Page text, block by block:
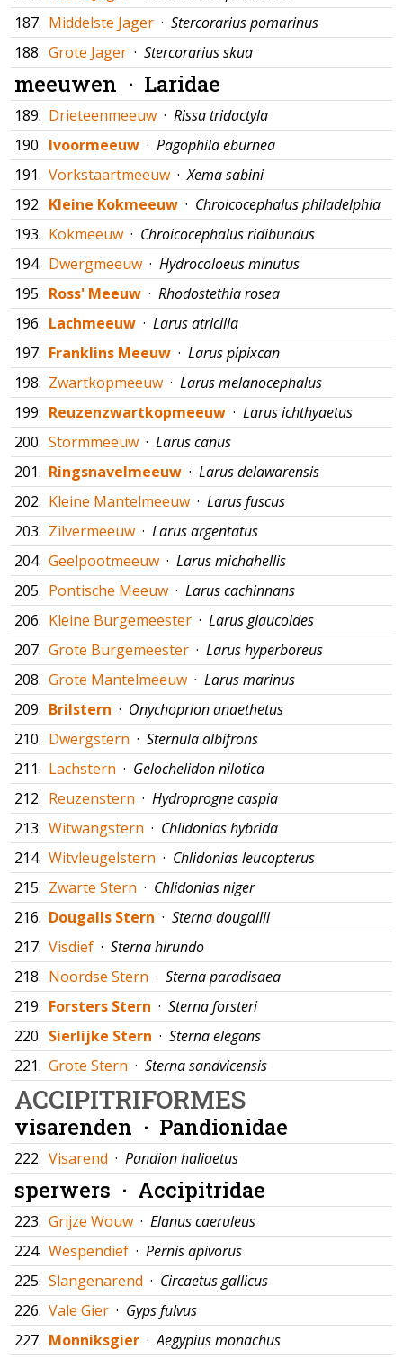
187. Middelste Jager · Stercorarius pomarinus
188. Grote Jager · Stercorarius skua
meeuwen · Laridae
189. Drieteenmeeuw · Rissa tridactyla
190. Ivoormeeuw · Pagophila eburnea
191. Vorkstaartmeeuw ·Xema sabini
192. Kleine Kokmeeuw · Chroicocephalus philadelphia
193. Kokmeeuw · Chroicocephalus ridibundus
194. Dwergmeeuw · Hydrocoloeus minutus
195. Ross' Meeuw · Rhodostethia rosea
196. Lachmeeuw · Larus atricilla
197. Franklins Meeuw · Larus pipixcan
198. Zwartkopmeeuw · Larus melanocephalus
199. Reuzenzwartkopmeeuw · Larus ichthyaetus
200. Stormmeeuw · Larus canus
201. Ringsnavelmeeuw · Larus delawarensis
202. Kleine Mantelmeeuw · Larus fuscus
203. Zilvermeeuw · Larus argentatus
204. Geelpootmeeuw · Larus michahellis
205. Pontische Meeuw · Larus cachinnans
206. Kleine Burgemeester · Larus glaucoides
207. Grote Burgemeester · Larus hyperboreus
208. Grote Mantelmeeuw · Larus marinus
209. Brilstern · Onychoprion anaethetus
210. Dwergstern · Sternula albifrons
211. Lachstern · Gelochelidon nilotica
212. Reuzenstern · Hydroprogne caspia
213. Witwangstern · Chlidonias hybrida
214. Witvleugelstern · Chlidonias leucopterus
215. Zwarte Stern · Chlidonias niger
216. Dougalls Stern · Sterna dougallii
217. Visdief · Sterna hirundo
218. Noordse Stern · Sterna paradisaea
219. Forsters Stern · Sterna forsteri
220. Sierlijke Stern · Sterna elegans
221. Grote Stern · Sterna sandvicensis
ACCIPITRIFORMES
visarenden · Pandionidae
222. Visarend · Pandion haliaetus
sperwers · Accipitridae
223. Grijze Wouw · Elanus caeruleus
224. Wespendief · Pernis apivorus
225. Slangenarend · Circaetus gallicus
226. Vale Gier · Gyps fulvus
227. Monniksgier ·Aegypius monachus